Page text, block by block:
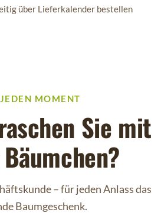
über Lieferkalender bestellen
MOMENT
Sie mit
– für jeden Anlass das
Baumgeschenk.